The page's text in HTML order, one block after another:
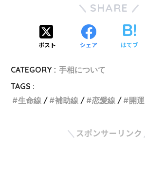
SHARE
ポスト シェア はてブ
CATEGORY : 手相について
TAGS :
生命線
補助線 恋愛線 開運
スポンサーリンク